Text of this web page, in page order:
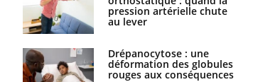
pression artérielle chute
au lever
Drépanocytose : une
déformation des globules
rouges aux conséquences